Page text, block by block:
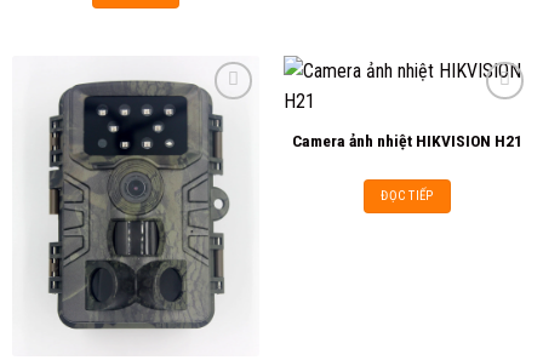
Add to
wishlist
Camera ảnh nhiệt HIKVISION H21
ĐỌC TIẾP